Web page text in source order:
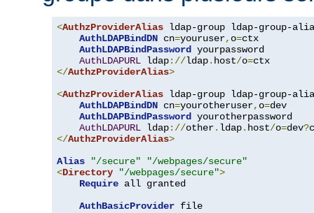
<AuthzProviderAlias ldap-group ldap-group-
AuthLDAPBindDN cn=youruser, o=ctx
AuthLDAPBindPassword
yourpassword
AuthLDAPURL ldap://ldap. host/o=
</AuthzProviderAlias>
<AuthzProviderAlias ldap-group ldap-group-
AuthLDAPBindDN cn=yourotheruser, o=dev
AuthLDAPBindPassword
yourotherpassword
AuthLDAPURL ldap://other. ldap. host/o=dev?
</AuthzProviderAlias>
Alias
"/secure"
"/webpages/secure"
<Directory "/webpages/secure">
Require all granted
AuthBasicProvider file